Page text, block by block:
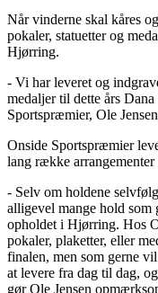
Når vinderne skal kåres
pokaler, statuetter og
Hjørring.
- Vi har leveret og
medaljer til dette års
Sportspræmier, Ole
Onside Sportspræmier
lang række
- Selv om holdene
alligevel mange hold som
opholdet i Hjørring. Hos
pokaler, plaketter, eller
finalen, men som gerne
at levere fra dag til dag,
gør Ole Jensen